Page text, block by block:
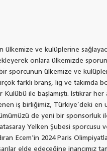
ve kulüplerine
onlara ülkemizde
sporcunun ülkemize ve
farklı branş, lig ve takımda
Kulübü ile başlamıştı. İstikrar
iş birliğimiz, Türkiye’deki en
de yeni bir sponsorluk
Yelken Şubesi sporcusu
Ecem'in 2024 Paris
elde edeceğine inancımız